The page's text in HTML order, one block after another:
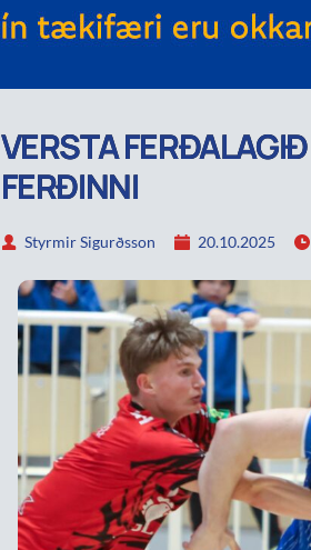
VERSTA
FERÐINNI
Styrmir Sigurðsson 20.10.2025